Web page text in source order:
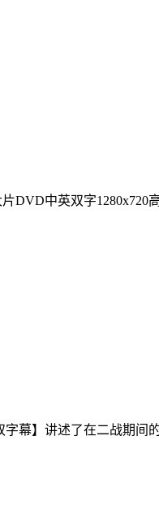
片DVD中英双字
字幕】讲述了在二战期